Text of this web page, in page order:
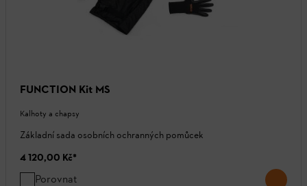
FUNCTION Kit MS
Kalhoty a chapsy
Základní sada osobních ochranných pomůcek
4 120,00 Kč*
Porovnat